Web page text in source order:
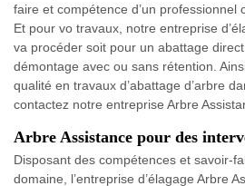
faire et compétence d’un professionnel
Et pour vo travaux, notre entreprise
va procéder soit pour un abattage
démontage avec ou sans rétention.
qualité en travaux d’abattage d’arbre
contactez notre entreprise Arbre
Arbre Assistance pour des
Disposant des compétences et savoir-
domaine, l’entreprise d’élagage Arbre